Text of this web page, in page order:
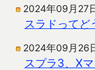
2024年09月27
スラドってど
2024年09月26
スプラ3、X